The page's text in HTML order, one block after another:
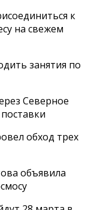
к
на свежем
занятия по
Северное
обход трех
объявила